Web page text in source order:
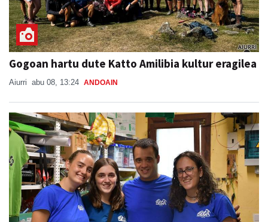
Gogoan hartu dute Katto Amilibia kultur eragilea
Aiurri abu 08, 13:24 ANDOAIN